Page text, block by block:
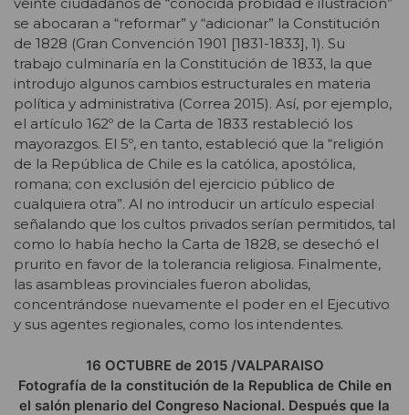
veinte ciudadanos de “conocida probidad e ilustración”
se abocaran a “reformar” y “adicionar” la Constitución
de 1828 (Gran Convención 1901 [1831-1833], 1). Su
trabajo culminaría en la Constitución de 1833, la que
introdujo algunos cambios estructurales en materia
política y administrativa (Correa 2015). Así, por ejemplo,
el artículo 162º de la Carta de 1833 restableció los
mayorazgos. El 5º, en tanto, estableció que la “religión
de la República de Chile es la católica, apostólica,
romana; con exclusión del ejercicio público de
cualquiera otra”. Al no introducir un artículo especial
señalando que los cultos privados serían permitidos, tal
como lo había hecho la Carta de 1828, se desechó el
prurito en favor de la tolerancia religiosa. Finalmente,
las asambleas provinciales fueron abolidas,
concentrándose nuevamente el poder en el Ejecutivo
y sus agentes regionales, como los intendentes.
16 OCTUBRE de 2015 /VALPARAISO
Fotografía de la constitución de la Republica de Chile en
el salón plenario del Congreso Nacional. Después que la